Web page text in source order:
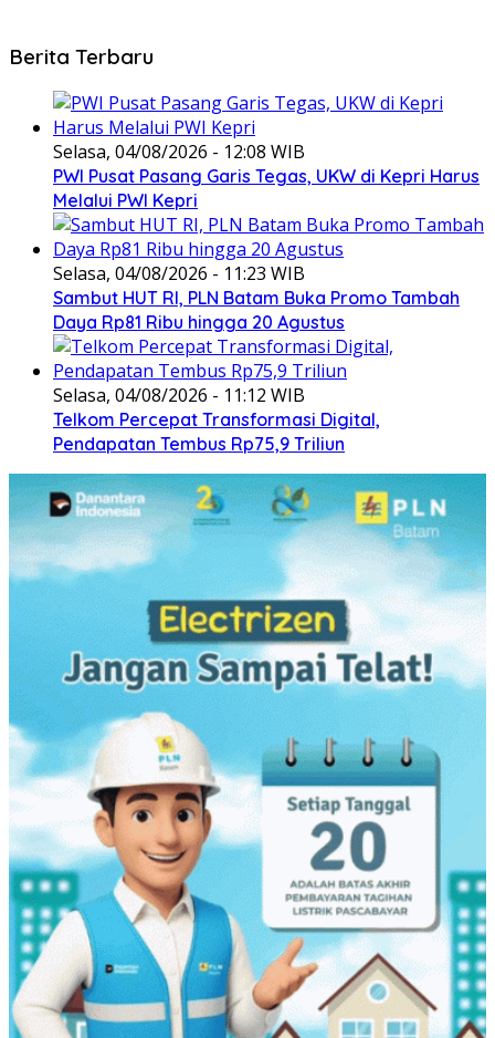
Berita Terbaru
Selasa, 04/08/2026 - 12:08 WIB
PWI Pusat Pasang Garis Tegas, UKW di Kepri Harus
Melalui PWI Kepri
Selasa, 04/08/2026 - 11:23 WIB
Sambut HUT RI, PLN Batam Buka Promo Tambah
Daya Rp81 Ribu hingga 20 Agustus
Selasa, 04/08/2026 - 11:12 WIB
Telkom Percepat Transformasi Digital,
Pendapatan Tembus Rp75,9 Triliun